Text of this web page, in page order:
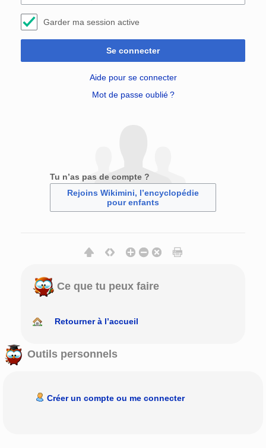
Garder ma session active
Se connecter
Aide pour se connecter
Mot de passe oublié ?
Tu n’as pas de compte ?
Rejoins Wikimini, l’encyclopédie
pour enfants
Ce que tu peux faire
Retourner à l’accueil
Outils personnels
Créer un compte ou me connecter